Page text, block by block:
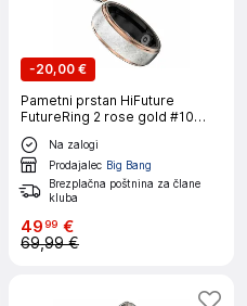
-20,00 €
Pametni prstan HiFuture
FutureRing 2 rose gold #10
62mm
Na zalogi
Prodajalec Big Bang
Brezplačna poštnina za člane
kluba
4999 €
69,99 €